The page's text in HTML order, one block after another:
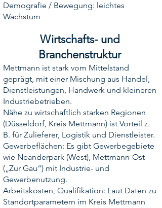
Demografie / Bewegung: leichtes
Wachstum
Wirtschafts- und
Branchenstruktur
Mettmann ist stark vom Mittelstand
geprägt, mit einer Mischung aus Handel,
Dienstleistungen, Handwerk und kleineren
Industriebetrieben.
Nähe zu wirtschaftlich starken Regionen
(Düsseldorf, Kreis Mettmann) ist Vorteil z.
B. für Zulieferer, Logistik und Dienstleister.
Gewerbeflächen: Es gibt Gewerbegebiete
wie Neanderpark (West), Mettmann-Ost
(„Zur Gau“) mit Industrie- und
Gewerbenutzung.
Arbeitskosten, Qualifikation: Laut Daten zu
Standortparametern im Kreis Mettmann